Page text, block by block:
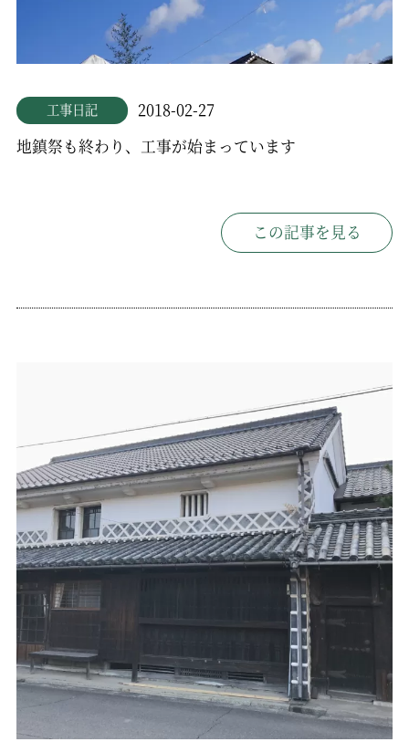
工事日記
2018-02-27
地鎮祭も終わり、工事が始まっています
この記事を見る